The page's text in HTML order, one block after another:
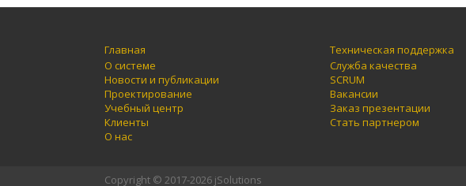
Главная
О системе
Новости и публикации
Проектирование
Учебный центр
Клиенты
О нас
Техническая поддержка
Служба качества
SCRUM
Вакансии
Заказ презентации
Стать партнером
Copyright © 2017-2026 jSolutions